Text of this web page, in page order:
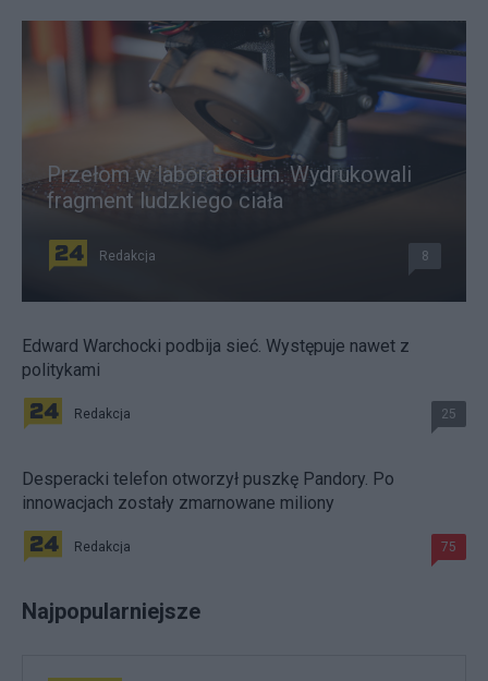
Przełom w laboratorium. Wydrukowali
fragment ludzkiego ciała
Redakcja 8
Edward Warchocki podbija sieć. Występuje nawet z
politykami
Redakcja 25
Desperacki telefon otworzył puszkę Pandory. Po
innowacjach zostały zmarnowane miliony
Redakcja 75
Najpopularniejsze